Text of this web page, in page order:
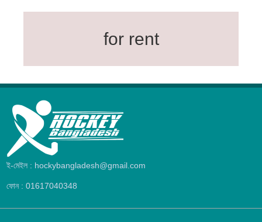
for rent
ই-মেইল : hockybangladesh@gmail.com
ফোন : 01617040348